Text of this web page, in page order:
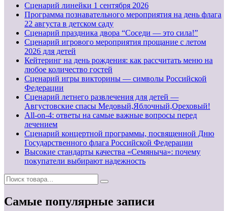
Cценарий линейки 1 сентября 2026
Программа познавательного мероприятия на день флага
22 августа в детском саду
Сценарий праздника двора “Соседи — это сила!”
Сценарий игрового мероприятия прощание с летом
2026 для детей
Кейтеринг на день рождения: как рассчитать меню на
любое количество гостей
Сценарий игры викторины — символы Российской
Федерации
Сценарий летнего развлечения для детей —
Августовские спасы Медовый,Яблочный,Ореховый!
All-on-4: ответы на самые важные вопросы перед
лечением
Сценарий концертной программы, посвященной Дню
Государственного флага Российской Федерации
Высокие стандарты качества «Семяныча»: почему
покупатели выбирают надежность
Самые популярные записи